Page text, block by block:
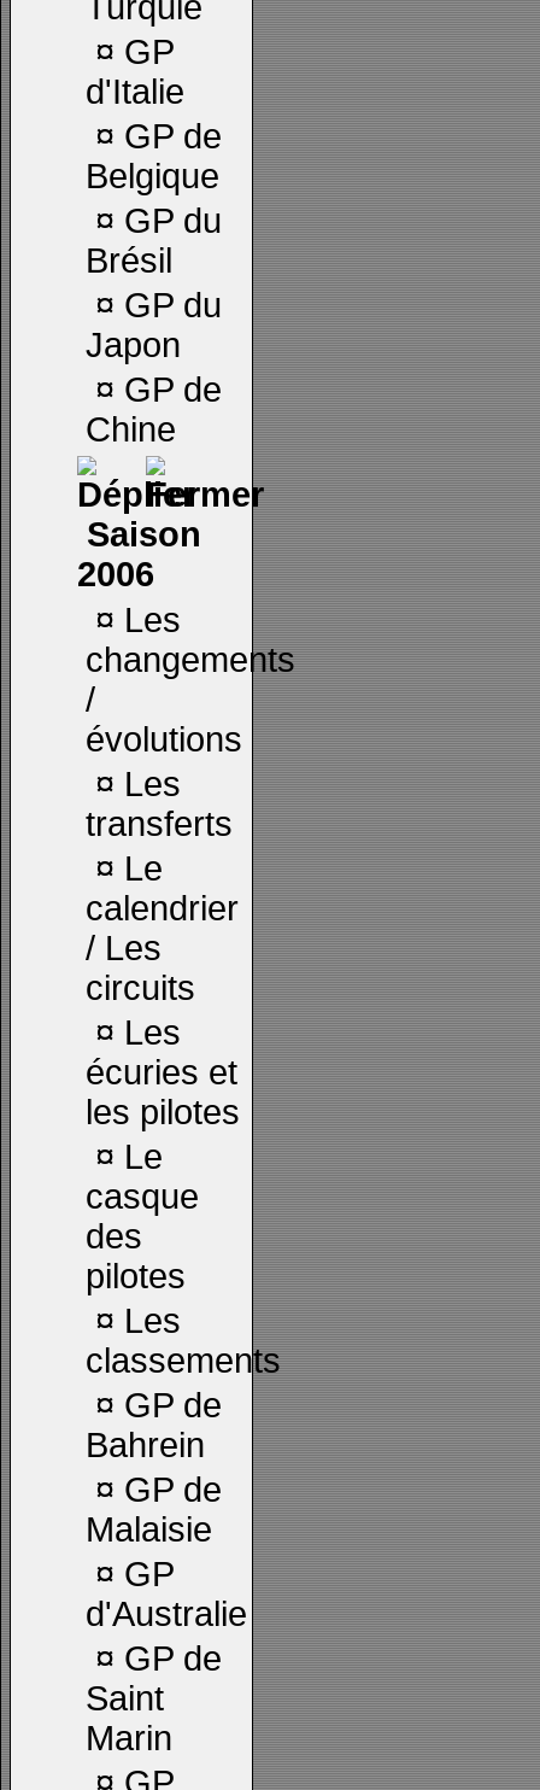
¤ GP
d'Italie
¤ GP de
Belgique
¤ GP du
Brésil
¤ GP du
Japon
¤ GP de
Chine
Saison
2006
¤ Les
changements
/
évolutions
¤ Les
transferts
¤ Le
calendrier
/ Les
circuits
¤ Les
écuries et
les pilotes
¤ Le
casque
des
pilotes
¤ Les
classements
¤ GP de
Bahrein
¤ GP de
Malaisie
¤ GP
d'Australie
¤ GP de
Saint
Marin